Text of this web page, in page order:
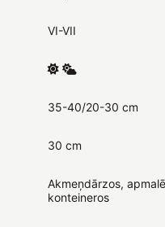
VI-VII
35-40/20-30 cm
30 cm
Akmeņdārzos,
konteineros